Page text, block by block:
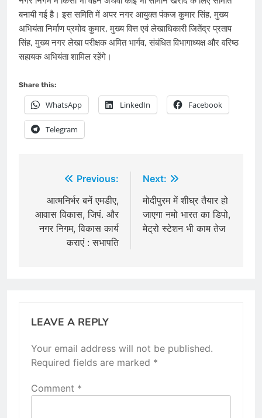
बनायी गई है। इस समिति में अपर नगर आयुक्त पंकज कुमार सिंह, मुख्य
अभियंता निर्माण प्रमोद कुमार, मुख्य वित्त एवं लेखाधिकारी जितेंद्र प्रताप
सिंह, मुख्य नगर लेखा परीक्षक अमित भार्गव, संबंधित विभागाध्यक्ष और वरिष्ठ
सहायक अभियंता शामिल रहेंगे।
Share this:
WhatsApp LinkedIn Facebook
Telegram
navigation
Previous:
आत्मनिर्भर बनें एमडीए,
आवास विकास, जिपं. और
नगर निगम, विकास कार्य
कराएं : सभापति
Next:
मोदीपुरम में शीघ्र तैयार हो
जाएगा नमो भारत का डिपो,
मेट्रो स्टेशन भी काम तेज
LEAVE A REPLY
Your email address will not be published.
Required fields are marked *
Comment *